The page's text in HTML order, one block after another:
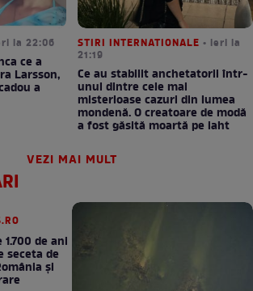
la 22:06
ce a
Larsson,
a
STIRI INTERNATIONALE • ieri la
21:19
Ce au stabilit anchetatorii într-
unul dintre cele mai
misterioase cazuri din lumea
mondenă. O creatoare de modă
a fost găsită moartă pe iaht
VEZI MAI MULT
de ani
seceta de
şi